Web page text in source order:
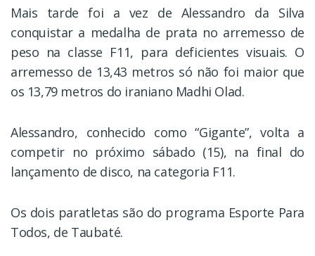
Mais tarde foi a vez de Alessandro da Silva
conquistar a medalha de prata no arremesso de
peso na classe F11, para deficientes visuais. O
arremesso de 13,43 metros só não foi maior que
os 13,79 metros do iraniano Madhi Olad.
Alessandro, conhecido como “Gigante”, volta a
competir no próximo sábado (15), na final do
lançamento de disco, na categoria F11.
Os dois paratletas são do programa Esporte Para
Todos, de Taubaté.